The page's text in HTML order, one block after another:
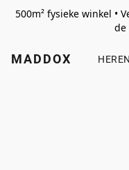
500m² fysieke winkel •
de
MADDOX HEREN